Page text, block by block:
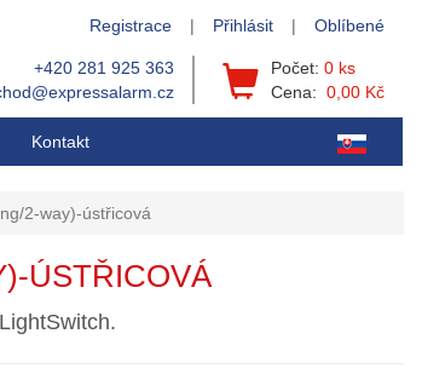
Registrace | Přihlásit | Oblíbené
+420 281 925 363
Počet: 0 ks
Cena: 0,00 Kč
Kontakt
2-way)-ústřicová
ÚSTŘICOVÁ